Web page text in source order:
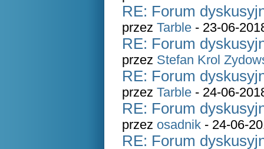
RE: Forum
przez Tarble - 23-06-
RE: Forum
przez Stefan Krol
RE: Forum
przez Tarble - 24-06-
RE: Forum
przez osadnik - 24-06-
RE: Forum